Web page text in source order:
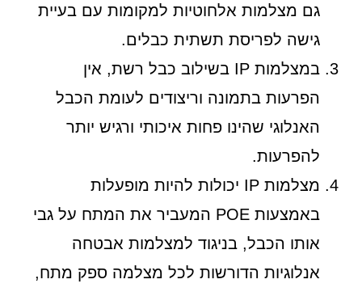
גם מצלמות אלחוטיות למקומות עם בעיית
גישה לפריסת תשתית כבלים.
במצלמות IP בשילוב כבל רשת, אין
הפרעות בתמונה וריצודים לעומת הכבל
האנלוגי שהינו פחות איכותי ורגיש יותר
להפרעות.
מצלמות IP יכולות להיות מופעלות
באמצעות POE המעביר את המתח על גבי
אותו הכבל, בניגוד למצלמות אבטחה
אנלוגיות הדורשות לכל מצלמה ספק מתח,